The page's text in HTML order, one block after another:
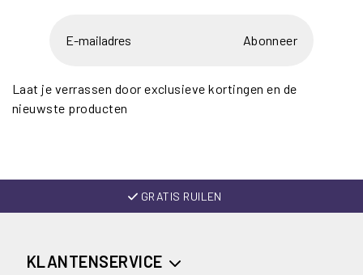
Abonneer
Laat je verrassen door exclusieve kortingen en de
nieuwste producten
GRATIS RUILEN
KLANTENSERVICE